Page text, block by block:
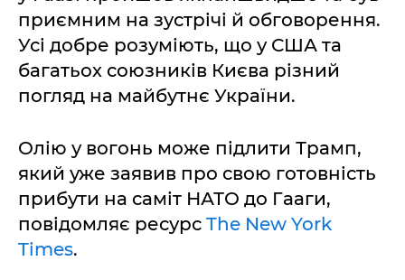
приємним на зустрічі й обговорення.
Усі добре розуміють, що у США та
багатьох союзників Києва різний
погляд на майбутнє України.
Олію у вогонь може підлити Трамп,
який уже заявив про свою готовність
прибути на саміт НАТО до Гааги,
повідомляє ресурс The New York
Times.